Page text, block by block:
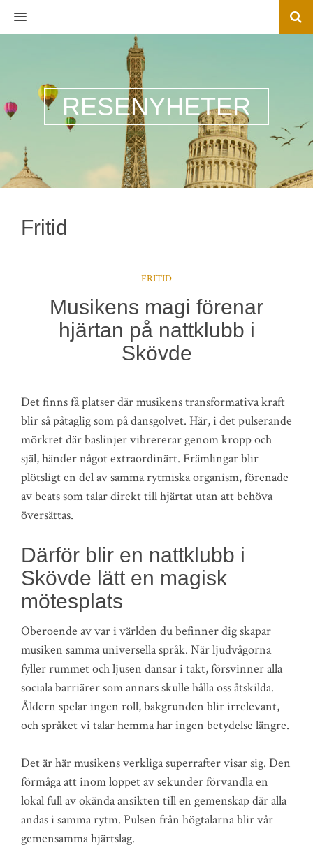
MENU
RESENYHETER
Fritid
FRITID
Musikens magi förenar
hjärtan på nattklubb i
Skövde
Det finns få platser där musikens transformativa kraft
blir så påtaglig som på dansgolvet. Här, i det pulserande
mörkret där baslinjer vibrererar genom kropp och
själ, händer något extraordinärt. Främlingar blir
plötsligt en del av samma rytmiska organism, förenade
av beats som talar direkt till hjärtat utan att behöva
översättas.
Därför blir en nattklubb i
Skövde lätt en magisk
mötesplats
Oberoende av var i världen du befinner dig skapar
musiken samma universella språk. När ljudvågorna
fyller rummet och ljusen dansar i takt, försvinner alla
sociala barriärer som annars skulle hålla oss åtskilda.
Åldern spelar ingen roll, bakgrunden blir irrelevant,
och språket vi talar hemma har ingen betydelse längre.
Det är här musikens verkliga superrafter visar sig. Den
förmåga att inom loppet av sekunder förvandla en
lokal full av okända ansikten till en gemenskap där alla
andas i samma rytm. Pulsen från högtalarna blir vår
gemensamma hjärtslag.